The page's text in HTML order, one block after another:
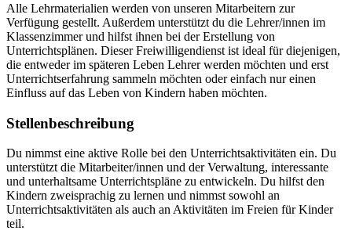
Alle Lehrmaterialien werden von unseren Mitarbeitern zur
Verfügung gestellt. Außerdem unterstützt du die Lehrer/innen im
Klassenzimmer und hilfst ihnen bei der Erstellung von
Unterrichtsplänen. Dieser Freiwilligendienst ist ideal für diejenigen,
die entweder im späteren Leben Lehrer werden möchten und erst
Unterrichtserfahrung sammeln möchten oder einfach nur einen
Einfluss auf das Leben von Kindern haben möchten.
Stellenbeschreibung
Du nimmst eine aktive Rolle bei den Unterrichtsaktivitäten ein. Du
unterstützt die Mitarbeiter/innen und der Verwaltung, interessante
und unterhaltsame Unterrichtspläne zu entwickeln. Du hilfst den
Kindern zweisprachig zu lernen und nimmst sowohl an
Unterrichtsaktivitäten als auch an Aktivitäten im Freien für Kinder
teil.